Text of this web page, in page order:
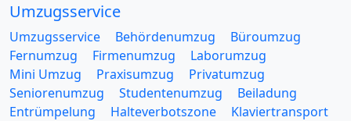
Umzugsservice
Umzugsservice Behördenumzug
Büroumzug
Fernumzug
Firmenumzug
Laborumzug
Mini Umzug
Praxisumzug
Privatumzug
Seniorenumzug
Studentenumzug
Beiladung
Entrümpelung
Halteverbotszone
Klaviertransport